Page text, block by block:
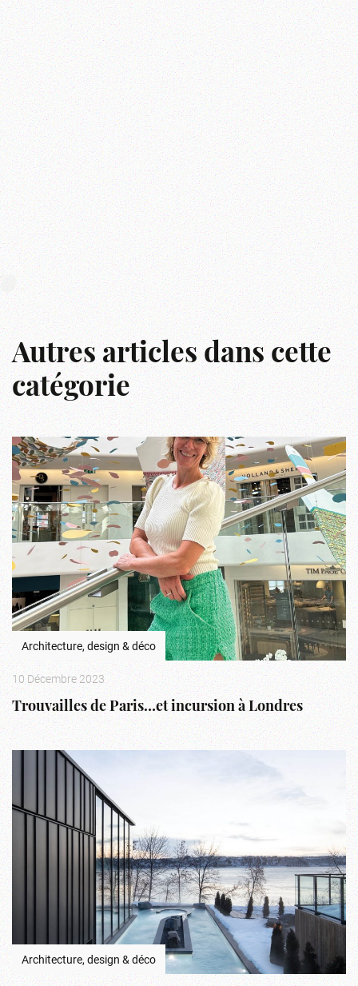
Autres articles dans cette
catégorie
Architecture, design & déco
10 Décembre 2023
Trouvailles de Paris…et incursion à Londres
Architecture, design & déco